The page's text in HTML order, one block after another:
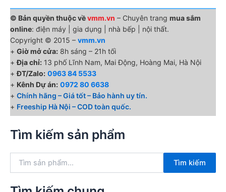
© Bản quyền thuộc vềvmm.vn – Chuyên trang mua sắm
online: điện máy | gia dụng | nhà bếp | nội thất.
Copyright © 2015 – vmm.vn
+ Giờ mở cửa: 8h sáng – 21h tối
+Địa chỉ: 13 phố Lĩnh Nam, Mai Động, Hoàng Mai, Hà Nội
+ĐT/Zalo: 0963 84 5533
+ Kênh Dự án: 0972 80 6638
+ Chính hãng – Giá tốt – Bảo hành uy tín.
+ Freeship Hà Nội – COD toàn quốc.
Tìm kiếm sản phẩm
k
Tìm kiếm